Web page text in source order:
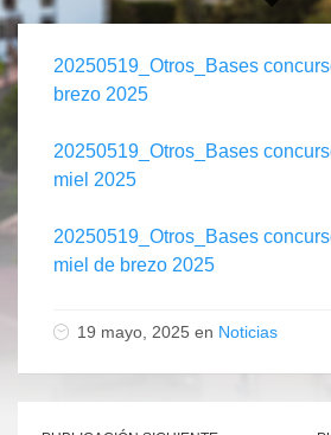
20250519_Otros_Bases
brezo 2025
20250519_Otros_Bases
miel 2025
20250519_Otros_Bases
miel de brezo 2025
19 mayo, 2025 en Noticias